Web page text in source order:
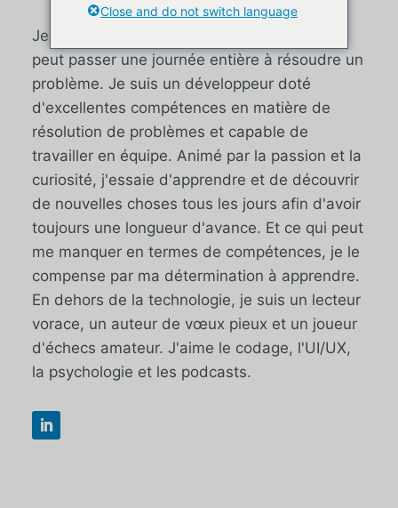
Je suis un passionné de codage curieux qui
peut passer une journée entière à résoudre un
problème. Je suis un développeur doté
d'excellentes compétences en matière de
résolution de problèmes et capable de
travailler en équipe. Animé par la passion et la
curiosité, j'essaie d'apprendre et de découvrir
de nouvelles choses tous les jours afin d'avoir
toujours une longueur d'avance. Et ce qui peut
me manquer en termes de compétences, je le
compense par ma détermination à apprendre.
En dehors de la technologie, je suis un lecteur
vorace, un auteur de vœux pieux et un joueur
d'échecs amateur. J'aime le codage, l'UI/UX,
la psychologie et les podcasts.
Close and do not switch language